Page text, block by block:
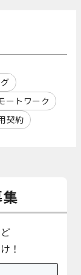
ートワーク
契約
！